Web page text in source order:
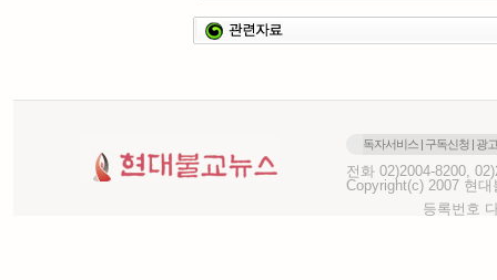
독자서비스 | 구독신청 | 광
전화 02)2004-8200,
Copyright(c) 2007 현
등록번호